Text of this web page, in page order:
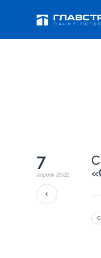
7
апреля 2022